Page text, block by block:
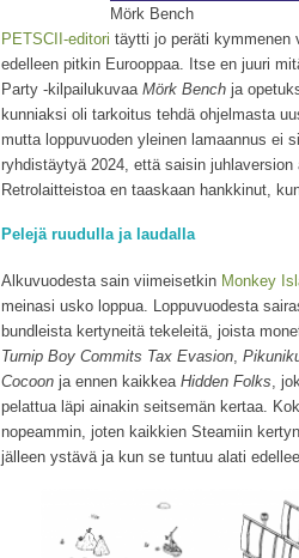
Mörk Bench
PETSCII-editori täytti jo peräti
edelleen pitkin Eurooppaa. Itse en juuri
Party -kilpailukuvaa Mörk Bench ja
kunniaksi oli tarkoitus tehdä ohjelmasta
mutta loppuvuoden yleinen lamaannus ei
ryhdistäytyä 2024, että saisin
Retrolaitteistoa en taaskaan hankkinut,
Pelejä ruudulla ja laudalla
Alkuvuodesta sain viimeisetkin Monkey
meinasi usko loppua. Loppuvuodesta
bundleista kertyneitä tekeleitä, joista
Turnip Boy Commits Tax Evasion
Cocoon ja ennen kaikkea Hidden Folks ,
pelattua läpi ainakin seitsemän kertaa.
nopeammin, joten kaikkien Steamiin
jälleen ystävä ja kun se tuntuu alati